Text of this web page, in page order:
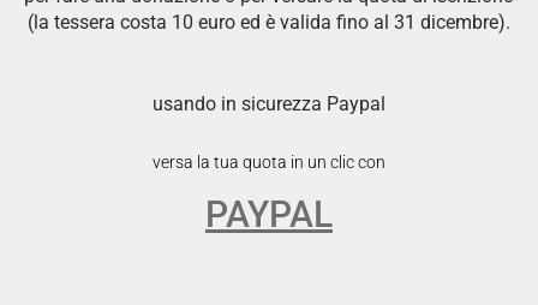
(la tessera costa 10 euro ed è valida fino al 31 dicembre).
usando in sicurezza Paypal
versa la tua quota in un clic con
PAYPAL